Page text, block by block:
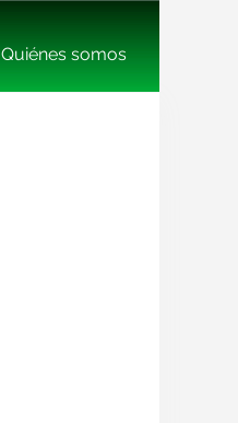
Quiénes somos